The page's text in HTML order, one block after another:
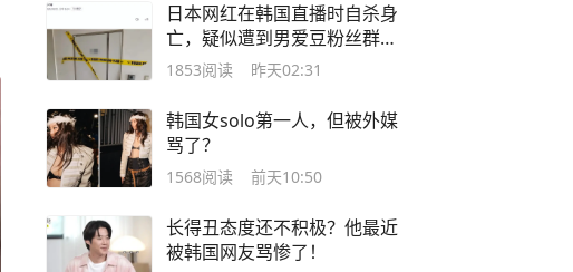
日本网红在韩国直播时自杀身
亡，疑似遭到男爱豆粉丝群体
网暴…
1853阅读 昨天02:31
韩国女solo第一人，但被外媒
骂了？
1568阅读 前天10:50
长得丑态度还不积极？他最近
被韩国网友骂惨了！